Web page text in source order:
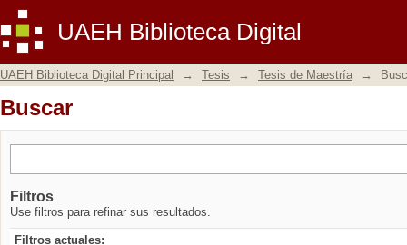
UAEH Biblioteca Digital
Buscar
UAEH Biblioteca Digital Principal → Tesis → Tesis de Maestría →
Buscar
Filtros
Use filtros para refinar sus resultados.
Filtros actuales: